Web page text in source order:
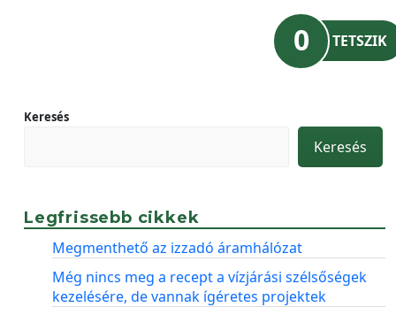
0 TETSZIK
Keresés
Keresés
Legfrissebb cikkek
Megmenthető az izzadó áramhálózat
Még nincs meg a recept a vízjárási szélsőségek
kezelésére, de vannak ígéretes projektek